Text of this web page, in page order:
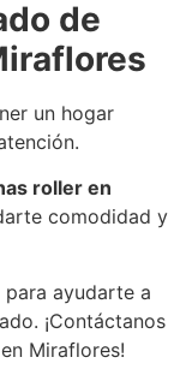
de
un hogar
roller en
comodidad y
ayudarte a
¡Contáctanos
Miraflores!